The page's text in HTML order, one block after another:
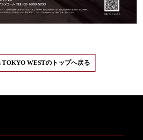
TOKYO WESTのトップへ戻る